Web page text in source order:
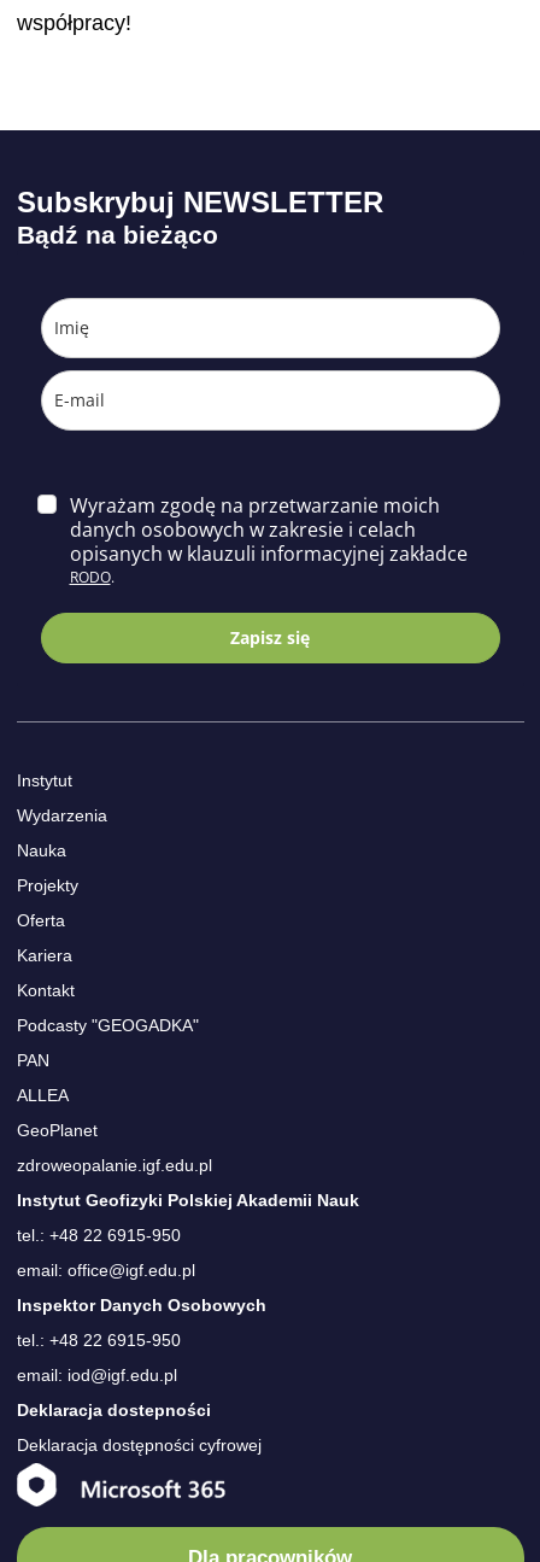
współpracy!
Subskrybuj NEWSLETTER
Bądź na bieżąco
Wyrażam zgodę na przetwarzanie moich
danych osobowych w zakresie i celach
opisanych w klauzuli informacyjnej zakładce
RODO.
Zapisz się
Instytut
Wydarzenia
Nauka
Projekty
Oferta
Kariera
Kontakt
Podcasty "GEOGADKA"
PAN
ALLEA
GeoPlanet
zdroweopalanie.igf.edu.pl
Instytut Geofizyki Polskiej Akademii Nauk
tel.: +48 22 6915-950
email: office@igf.edu.pl
Inspektor Danych Osobowych
tel.: +48 22 6915-950
email: iod@igf.edu.pl
Deklaracja dostepności
Deklaracja dostępności cyfrowej